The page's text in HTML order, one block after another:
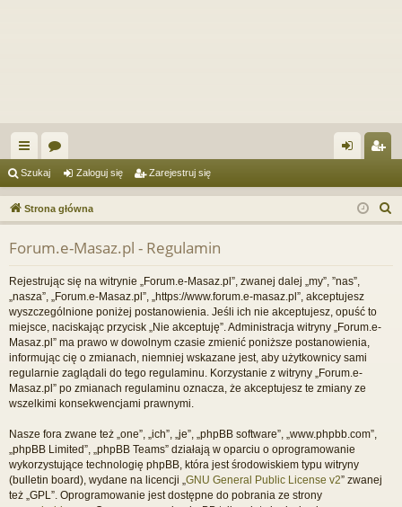
ię
ce
j
…
or
a og
uj
ę
ej
es
Szukaj Zaloguj się Zarejestruj się
Strona główna
z
Forum.e-Masaz.pl - Regulamin
Rejestrując się na witrynie „Forum.e-Masaz.pl”, zwanej dalej „my”, ”nas”,
„nasza”, „Forum.e-Masaz.pl”, „https://www.forum.e-masaz.pl”, akceptujesz
wyszczególnione poniżej postanowienia. Jeśli ich nie akceptujesz, opuść to
miejsce, naciskając przycisk „Nie akceptuję”. Administracja witryny „Forum.e-
Masaz.pl” ma prawo w dowolnym czasie zmienić poniższe postanowienia,
informując cię o zmianach, niemniej wskazane jest, aby użytkownicy sami
regularnie zaglądali do tego regulaminu. Korzystanie z witryny „Forum.e-
Masaz.pl” po zmianach regulaminu oznacza, że akceptujesz te zmiany ze
wszelkimi konsekwencjami prawnymi.
Nasze fora zwane też „one”, „ich”, „je”, „phpBB software”, „www.phpbb.com”,
„phpBB Limited”, „phpBB Teams” działają w oparciu o oprogramowanie
wykorzystujące technologię phpBB, która jest środowiskiem typu witryny
(bulletin board), wydane na licencji „ GNU General Public License v2” zwanej
też „GPL”. Oprogramowanie jest dostępne do pobrania ze strony